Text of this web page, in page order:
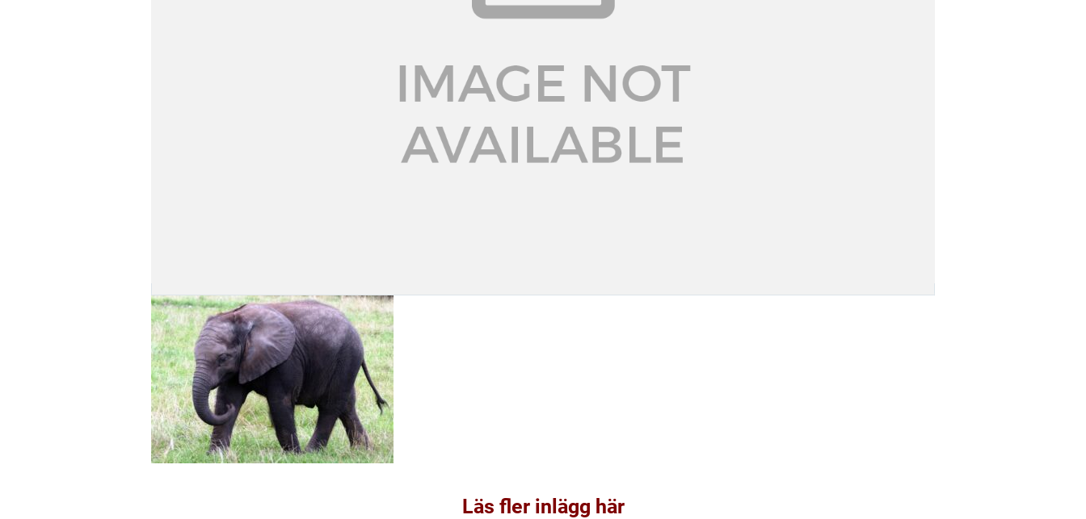
Läs fler inlägg här